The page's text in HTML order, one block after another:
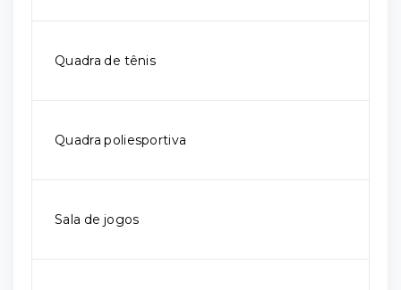
Quadra de tênis
Quadra poliesportiva
Sala de jogos